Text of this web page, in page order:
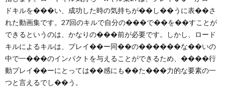
ドキルを���い、成功した時の気持ちが��し��うに表��さ
れた動画集です。27回のキルで自分の���で��を��すことが
できるというのは、かなりの���前が必要です。しかし、ロード
キルによるキルは、プレイ��ー同��の������な��いの
中で一���のインパクトを与えることができるため、����行
動プレイ��ーにとっては��感にも��た���力的な要素の一
つと言えるでし��う。